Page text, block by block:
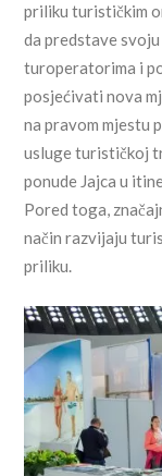
priliku turističkim
da predstave
turoperatorima i
posjećivati nova
na pravom mjestu
usluge turističkoj
ponude Jajca u
Pored toga,
način razvijaju
priliku.